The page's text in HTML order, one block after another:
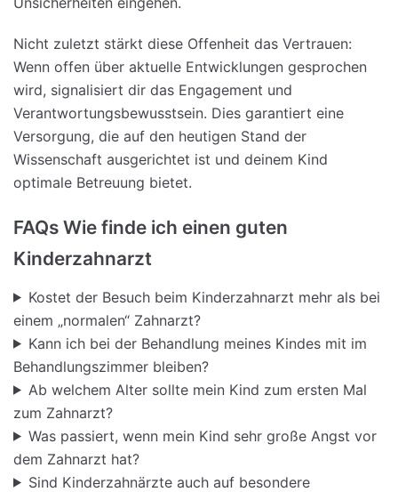
Nicht zuletzt stärkt diese Offenheit das Vertrauen:
Wenn offen über aktuelle Entwicklungen gesprochen
wird, signalisiert dir das Engagement und
Verantwortungsbewusstsein. Dies garantiert eine
Versorgung, die auf den heutigen Stand der
Wissenschaft ausgerichtet ist und deinem Kind
optimale Betreuung bietet.
FAQs Wie finde ich einen guten
Kinderzahnarzt
Kostet der Besuch beim Kinderzahnarzt mehr als bei
einem „normalen“ Zahnarzt?
Kann ich bei der Behandlung meines Kindes mit im
Behandlungszimmer bleiben?
Ab welchem Alter sollte mein Kind zum ersten Mal
zum Zahnarzt?
Was passiert, wenn mein Kind sehr große Angst vor
dem Zahnarzt hat?
Sind Kinderzahnärzte auch auf besondere